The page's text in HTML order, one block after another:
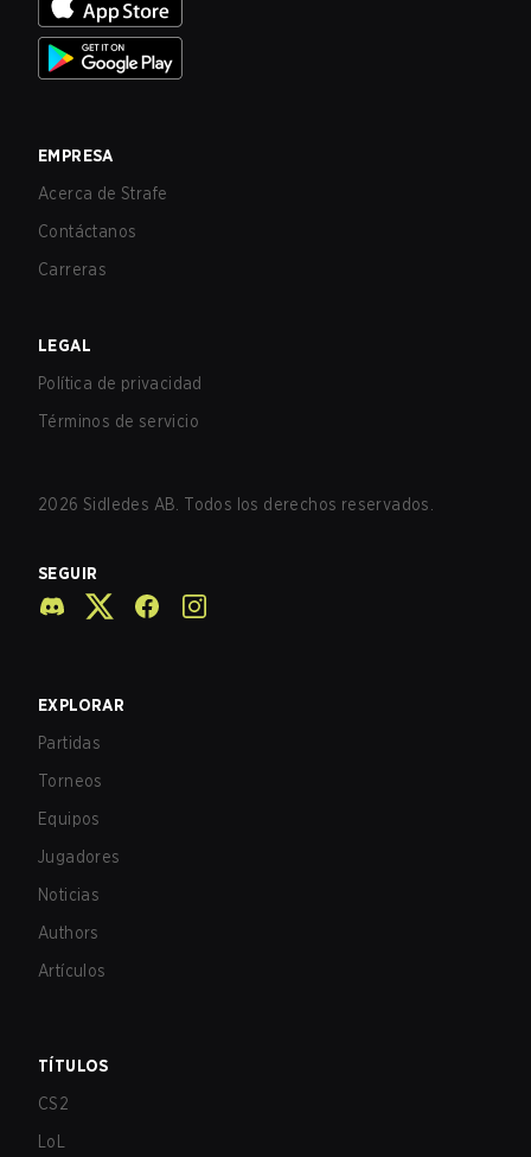
EMPRESA
Acerca de Strafe
Contáctanos
Carreras
LEGAL
Política de privacidad
Términos de servicio
2026 Sidledes AB. Todos los derechos reservados.
SEGUIR
EXPLORAR
Partidas
Torneos
Equipos
Jugadores
Noticias
Authors
Artículos
TÍTULOS
CS2
LoL